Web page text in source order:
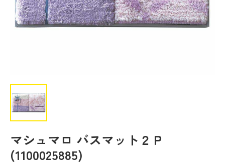
マシュマロ バスマット２Ｐ
(1100025885)